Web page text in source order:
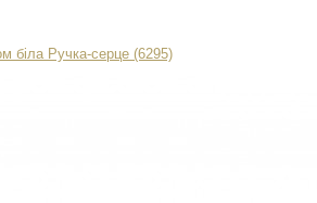
біла Ручка-серце (6295)